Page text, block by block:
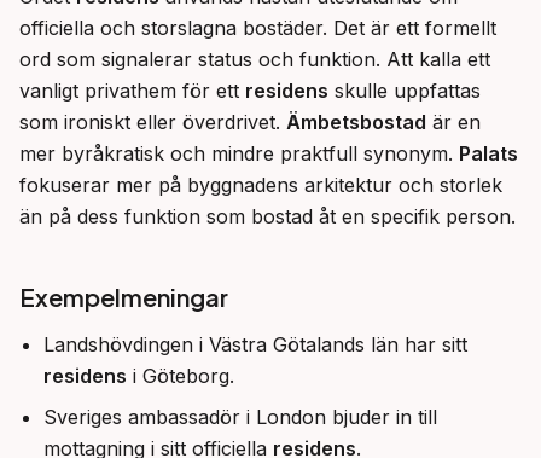
officiella och storslagna bostäder. Det är ett formellt
ord som signalerar status och funktion. Att kalla ett
vanligt privathem för ett residens skulle uppfattas
som ironiskt eller överdrivet. Ämbetsbostad är en
mer byråkratisk och mindre praktfull synonym. Palats
fokuserar mer på byggnadens arkitektur och storlek
än på dess funktion som bostad åt en specifik person.
Exempelmeningar
Landshövdingen i Västra Götalands län har sitt
residens i Göteborg.
Sveriges ambassadör i London bjuder in till
mottagning i sitt officiella residens.